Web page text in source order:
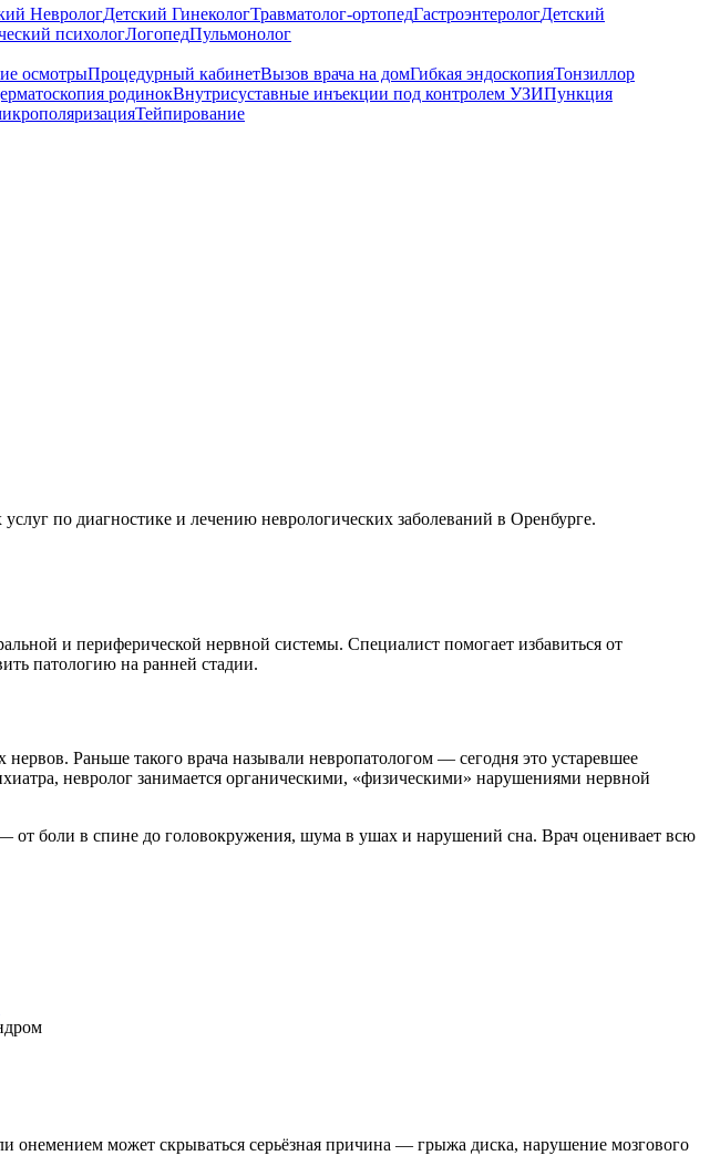
НеврологДетский ГинекологТравматолог-ортопедГастроэнтерологДетский
психологЛогопедПульмонолог
осмотрыПроцедурный кабинетВызов врача на домГибкая эндоскопияТонзиллор
родинокВнутрисуставные инъекции под контролем УЗИПункция
Тейпирование
по диагностике и лечению неврологических заболеваний в Оренбурге.
и периферической нервной системы. Специалист помогает избавиться от
патологию на ранней стадии.
Раньше такого врача называли невропатологом — сегодня это устаревшее
невролог занимается органическими, «физическими» нарушениями нервной
боли в спине до головокружения, шума в ушах и нарушений сна. Врач оценивает всю
может скрываться серьёзная причина — грыжа диска, нарушение мозгового